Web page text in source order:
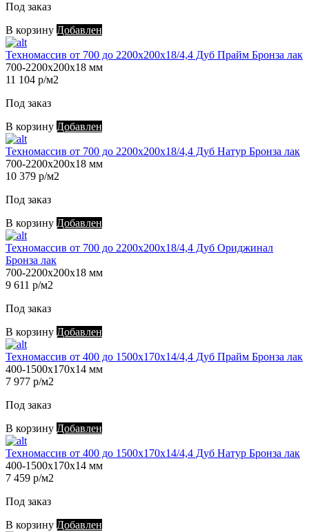
Под заказ
В корзину Добавлен
Техномассив от 700 до 2200х200х18/4,4 Дуб Прайм Бронза лак
700-2200х200х18 мм
11 104 р/м2
Под заказ
В корзину Добавлен
Техномассив от 700 до 2200х200х18/4,4 Дуб Натур Бронза лак
700-2200х200х18 мм
10 379 р/м2
Под заказ
В корзину Добавлен
Техномассив от 700 до 2200х200х18/4,4 Дуб Ориджинал
Бронза лак
700-2200х200х18 мм
9 611 р/м2
Под заказ
В корзину Добавлен
Техномассив от 400 до 1500х170х14/4,4 Дуб Прайм Бронза лак
400-1500х170х14 мм
7 977 р/м2
Под заказ
В корзину Добавлен
Техномассив от 400 до 1500х170х14/4,4 Дуб Натур Бронза лак
400-1500х170х14 мм
7 459 р/м2
Под заказ
В корзину Добавлен